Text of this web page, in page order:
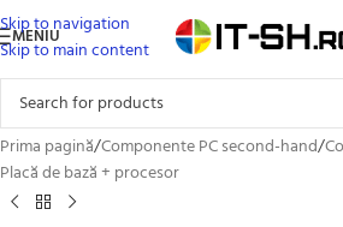
Skip to navigation
Skip to main content
MENIU
Prima pagină/Componente PC second-hand/
Placă de bază + procesor